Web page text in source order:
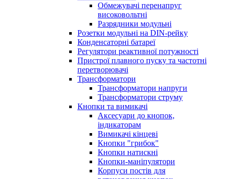
Обмежувачі перенапруг
високовольтні
Разрядники модульні
Розетки модульні на DIN-рейку
Конденсаторні батареї
Регулятори реактивної потужності
Пристрої плавного пуску та частотні
перетворювачі
Трансформатори
Трансформатори напруги
Трансформатори струму
Кнопки та вимикачі
Аксесуари до кнопок,
індикаторам
Вимикачі кінцеві
Кнопки "грибок"
Кнопки натискні
Кнопки-маніпулятори
Корпуси постів для